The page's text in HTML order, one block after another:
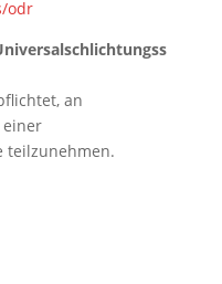
odr
an
einer
teilzunehmen.